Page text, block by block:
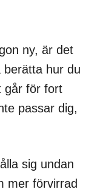
ny, är det
berätta hur du
går för fort
passar dig,
sig undan
mer förvirrad